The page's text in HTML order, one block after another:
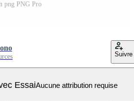
png PNG Pro
Suivre
EssaiAucune attribution requise